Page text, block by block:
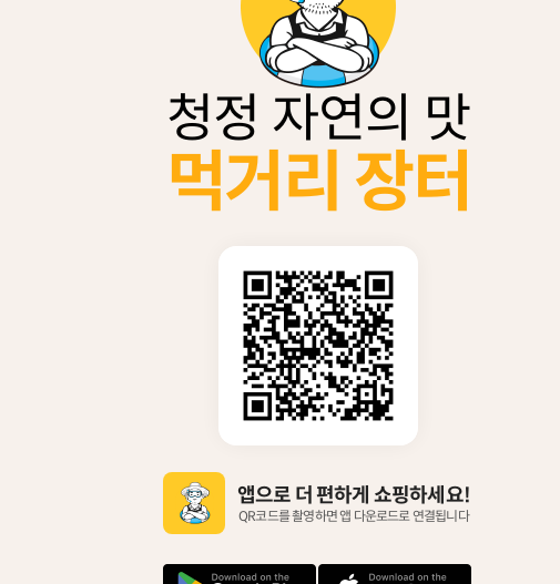
청정 자연의 맛
먹거리 장터
앱으로 더 편하게 쇼핑하세요!
QR코드를 촬영하면 앱 다운로드로 연결됩니다
안 아